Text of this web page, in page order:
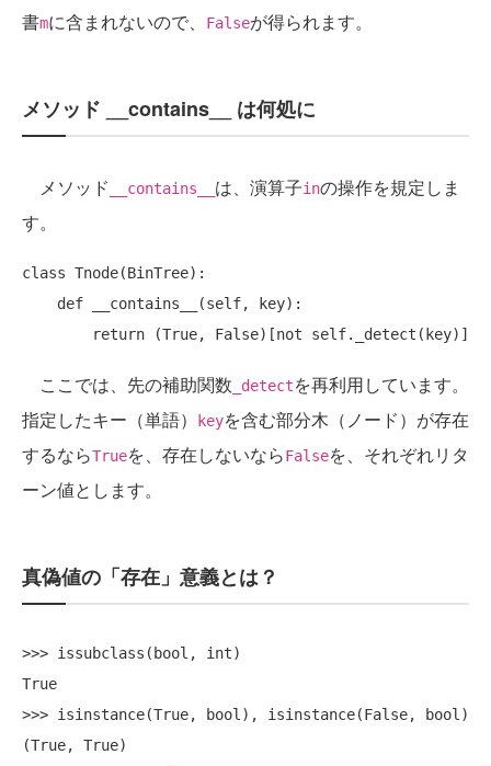
書mに含まれないので、 Falseが得られます。
メソッド __contains__ は何処に
メソッド __contains__ は、演算子inの操作を規定しま
す。
class Tnode(BinTree):
ここでは、先の補助関数 _detectを再利用しています。
指定したキー（単語）
keyを含む部分木（ノード）が存在
するならTrueを、存在しないならFalseを、それぞれリタ
ーン値とします。
真偽値の「存在」意義とは？
>>> issubclass(bool, int)
True
>>> isinstance(True, bool), isinstance(False, bool)
(True, True)